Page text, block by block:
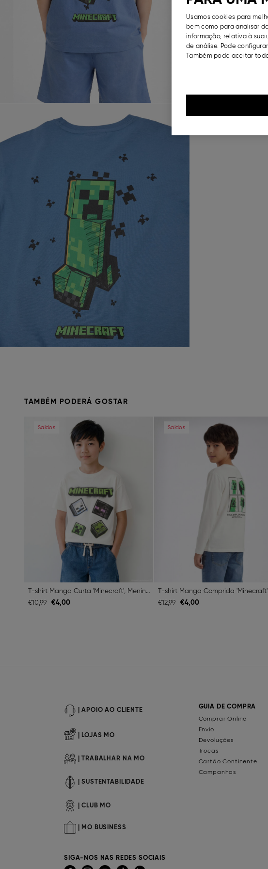
TAMBÉM PODERÁ GOSTAR
Saldos
T-shirt Manga Curta 'Minecraft', Menino, Branco
€10,99 €4,00
Saldos
€12,99 €4,00
| APOIO AO CLIENTE
| LOJAS MO
| TRABALHAR NA MO
| SUSTENTABILIDADE
| CLUB MO
| MO BUSINESS
SIGA-NOS NAS REDES SOCIAIS
GUIA DE COMPRA
Comprar Online
Envio
Devoluções
Trocas
Cartão Continente
Campanhas
Usamos cookies para
bem como para analisar
informação, relativa à sua
de análise. Pode
Também pode aceitar